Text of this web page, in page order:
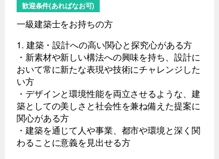
歓迎条件(あればなお可)
一級建築士をお持ちの方
1. 建築・設計への高い関心と探究心がある方
・新素材や新しい構法への興味を持ち、設計に
おいて常に新たな表現や技術にチャレンジした
い方
・デザインと環境性能を両立させるような、建
築としての美しさと社会性を兼ね備えた提案に
関心がある方
・建築を通じて人や事業、都市や環境と深く関
わることに意義を見出せる方